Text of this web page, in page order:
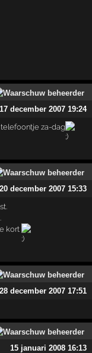
17 december 2007 19:24
telefoontje za-dag
20 december 2007 15:33
kort
28 december 2007 17:51
15 januari 2008 16:13